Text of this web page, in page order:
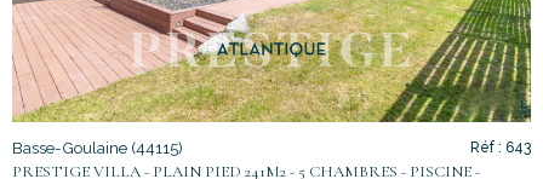
Basse-Goulaine (44115)
PRESTIGE VILLA - PLAIN PIED 241M2 - 5 CHAMBRES - PISCINE -
Réf : 643